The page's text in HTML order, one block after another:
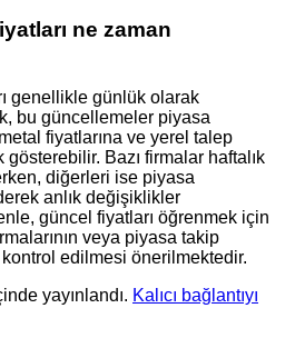
ne zaman
genellikle günlük olarak
bu güncellemeler piyasa
fiyatlarına ve yerel talep
Bazı firmalar haftalık
diğerleri ise piyasa
anlık değişiklikler
güncel fiyatları öğrenmek için
veya piyasa takip
edilmesi önerilmektedir.
yayınlandı. Kalıcı bağlantıyı